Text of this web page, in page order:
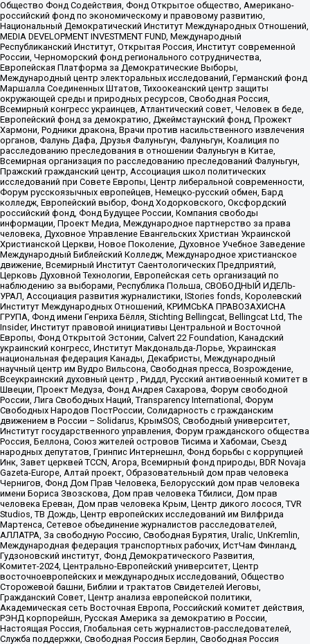
Общество Фонд Содействия, Фонд Открытое общество, Американо-
российский фонд по экономическому и правовому развитию,
Национальный Демократический Институт Международных Отношений,
MEDIA DEVELOPMENT INVESTMENT FUND, Международный
Республиканский Институт, Открытая Россия, Институт современной
России, Черноморский фонд регионального сотрудничества,
Европейская Платформа за Демократические Выборы,
Международный центр электоральных исследований, Германский фонд
Маршалла Соединенных Штатов, Тихоокеанский центр защиты
окружающей среды и природных ресурсов, Свободная Россия,
Всемирный конгресс украинцев, Атлантический совет, Человек в беде,
Европейский фонд за демократию, Джеймстаунский фонд, Прожект
Хармони, Родники дракона, Врачи против насильственного извлечения
органов, Фалунь Дафа, Друзья Фалуньгун, Фалуньгун, Коалиция по
расследованию преследования в отношении Фалуньгун в Китае,
Всемирная организация по расследованию преследований Фалуньгун,
Пражский гражданский центр, Ассоциация школ политических
исследований при Совете Европы, Центр либеральной современности,
Форум русскоязычных европейцев, Немецко-русский обмен, Бард
колледж, Европейский выбор, Фонд Ходорковского, Оксфордский
российский фонд, Фонд Будущее России, Компания свободы
информации, Проект Медиа, Международное партнерство за права
человека, Духовное Управление Евангельских Христиан Украинской
Христианской Церкви, Новое Поколение, Духовное Учебное Заведение
Международный Библейский Колледж, Международное христианское
движение, Всемирный Институт Саентологических Предприятий,
Церковь Духовной Технологии, Европейская сеть организаций по
наблюдению за выборами, Республика Польша, СВОБОДНЫЙ ИДЕЛЬ-
УРАЛ, Ассоциация развития журналистики, IStories fonds, Королевский
Институт Международных Отношений, КРИМСЬКА ПРАВОЗАХИСНА
ГРУПА, Фонд имени Генриха Бёлля, Stichting Bellingcat, Bellingcat Ltd, The
Insider, Институт правовой инициативы Центральной и Восточной
Европы, Фонд Открытой Эстонии, Calvert 22 Foundation, Канадский
украинский конгресс, Институт Макдональда-Лорье, Украинская
национальная федерация Канады, Декабристы, Международный
научный центр им Вудро Вильсона, Свободная пресса, Возрождение,
Всеукраинский духовный центр , Риддл, Русский антивоенный комитет в
Швеции, Проект Медуза, Фонд Андрея Сахарова, Форум свободной
России, Лига Свободных Наций, Transparеncy International, Форум
Свободных Народов ПостРоссии, Солидарность с гражданским
движением в России – Solidarus, КрымSOS, Свободный университет,
Институт государственного управления, Форум гражданского общества
Россия, Беллона, Союз жителей островов Тисима и Хабомаи, Съезд
народных депутатов, Гринпис Интернешнл, Фонд борьбы с коррупцией
Инк, Завет церквей TCCN, Агора, Всемирный фонд природы, BDR Novaja
Gazeta-Europe, Алтай проект, Образовательный дом прав человека
Чернигов, Фонд Дом Прав Человека, Белорусский дом прав человека
имени Бориса Звозскова, Дом прав человека Тбилиси, Дом прав
человека Ереван, Дом прав человека Крым, Центр дикого лосося, TVR
Studios, ТВ Дождь, Центр европейских исследований им Вилфрида
Мартенса, Сетевое объединение журналистов расследователей,
АЛЛАТРА, За свободную Россию, Свободная Бурятия, Uralic, UnKremlin,
Международная федерация транспортных рабочих, ИстЧам Финланд,
Гудзоновский институт, Фонд Демократического Развития,
Комитет-2024, Центрально-Европейский университет, Центр
восточноевропейских и международных исследований, Общество
Сторожевой башни, Библии и трактатов Свидетелей Иеговы,
Гражданский Совет, Центр анализа европейской политики,
Академическая сеть Восточная Европа, Российский комитет действия,
РЭНД корпорейшн, Русская Америка за демократию в России,
Настоящая Россия, Глобальная сеть журналистов-расследователей,
Служба поддержки, Свободная Россия Берлин, Свободная Россия